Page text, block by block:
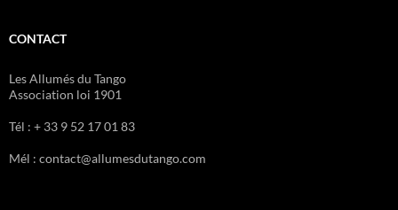
CONTACT
Les Allumés du Tango
Association loi 1901
Tél : + 33 9 52 17 01 83
Mél : contact@allumesdutango.com